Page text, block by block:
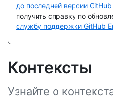
до последней версии
получить справку по
службу поддержки GitHub
Контексты
Узнайте о